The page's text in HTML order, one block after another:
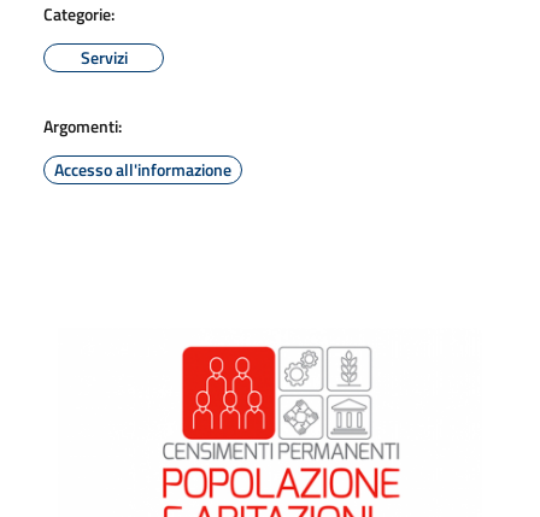
Categorie:
Servizi
Argomenti:
Accesso all'informazione